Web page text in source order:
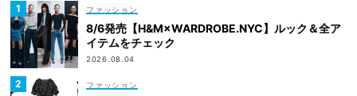
ファッション
8/6発売【H&M×WARDROBE.NYC】ルック＆全ア
イテムをチェック
2026.08.04
ファッション